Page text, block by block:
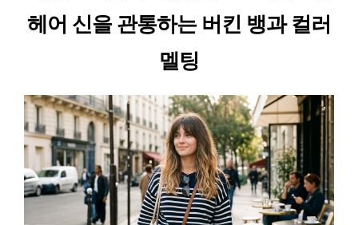
헤어 신을 관통하는 버킨 뱅과 컬러
멜팅